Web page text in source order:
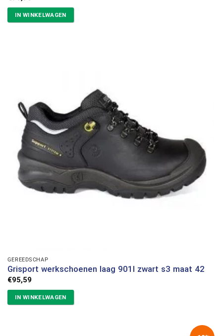
IN WINKELWAGEN
GEREEDSCHAP
Grisport werkschoenen laag 901l zwart s3 maat 42
€95,59
IN WINKELWAGEN